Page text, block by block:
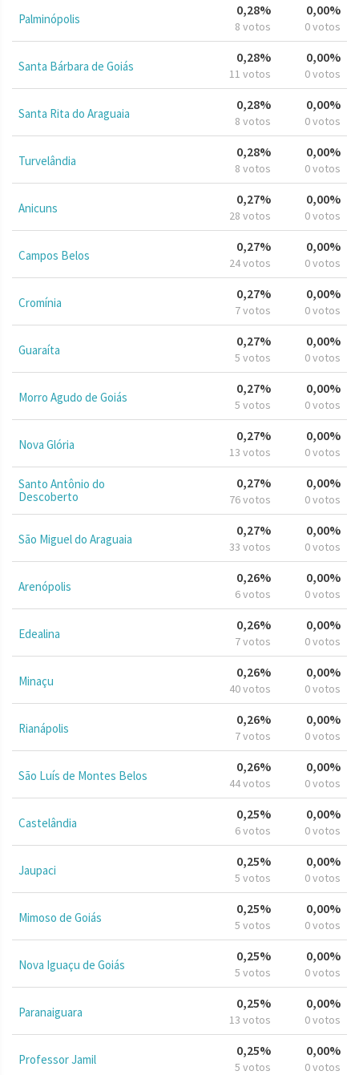
Palminópolis
0,28%
8 votos
0,00%
0 votos
Santa Bárbara de Goiás
0,28%
11 votos
0,00%
0 votos
Santa Rita do Araguaia
0,28%
8 votos
0,00%
0 votos
Turvelândia
0,28%
8 votos
0,00%
0 votos
Anicuns
0,27%
28 votos
0,00%
0 votos
Campos Belos
0,27%
24 votos
0,00%
0 votos
Cromínia
0,27%
7 votos
0,00%
0 votos
Guaraíta
0,27%
5 votos
0,00%
0 votos
Morro Agudo de Goiás
0,27%
5 votos
0,00%
0 votos
Nova Glória
0,27%
13 votos
0,00%
0 votos
Santo Antônio do
Descoberto
0,27%
76 votos
0,00%
0 votos
São Miguel do Araguaia
0,27%
33 votos
0,00%
0 votos
Arenópolis
0,26%
6 votos
0,00%
0 votos
Edealina
0,26%
7 votos
0,00%
0 votos
Minaçu
0,26%
40 votos
0,00%
0 votos
Rianápolis
0,26%
7 votos
0,00%
0 votos
São Luís de Montes Belos
0,26%
44 votos
0,00%
0 votos
Castelândia
0,25%
6 votos
0,00%
0 votos
Jaupaci
0,25%
5 votos
0,00%
0 votos
Mimoso de Goiás
0,25%
5 votos
0,00%
0 votos
Nova Iguaçu de Goiás
0,25%
5 votos
0,00%
0 votos
Paranaiguara
0,25%
13 votos
0,00%
0 votos
Professor Jamil
0,25%
5 votos
0,00%
0 votos